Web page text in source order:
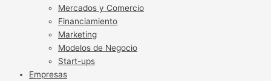
Mercados y Comercio
Financiamiento
Marketing
Modelos de Negocio
Start-ups
Empresas